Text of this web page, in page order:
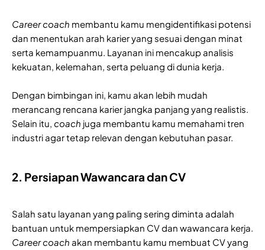
Career coach membantu kamu mengidentifikasi potensi
dan menentukan arah karier yang sesuai dengan minat
serta kemampuanmu. Layanan ini mencakup analisis
kekuatan, kelemahan, serta peluang di dunia kerja.
Dengan bimbingan ini, kamu akan lebih mudah
merancang rencana karier jangka panjang yang realistis.
Selain itu, coach juga membantu kamu memahami tren
industri agar tetap relevan dengan kebutuhan pasar.
2. Persiapan Wawancara dan CV
Salah satu layanan yang paling sering diminta adalah
bantuan untuk mempersiapkan CV dan wawancara kerja.
Career coach akan membantu kamu membuat CV yang